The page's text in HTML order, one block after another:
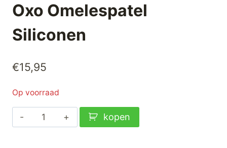
Oxo Omelespatel
Siliconen
€15,95
Op voorraad
Oxo
Omelespatel
kopen